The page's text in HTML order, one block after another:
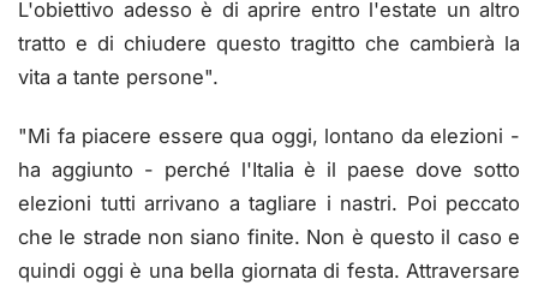
L'obiettivo adesso è di aprire entro l'estate un altro
tratto e di chiudere questo tragitto che cambierà la
vita a tante persone".
"Mi fa piacere essere qua oggi, lontano da elezioni -
ha aggiunto - perché l'Italia è il paese dove sotto
elezioni tutti arrivano a tagliare i nastri. Poi peccato
che le strade non siano finite. Non è questo il caso e
quindi oggi è una bella giornata di festa. Attraversare